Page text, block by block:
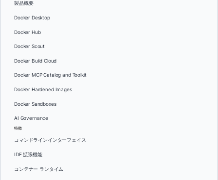
製品概要
Docker Desktop
Docker Hub
Docker Scout
Docker Build Cloud
Docker MCP Catalog and Toolkit
Docker Hardened Images
Docker Sandboxes
AI Governance
特徴
コマンドラインインターフェイス
IDE 拡張機能
コンテナー ランタイム